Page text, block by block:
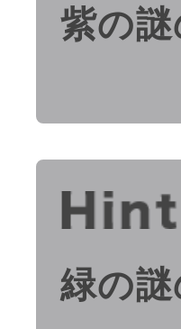
紫の
緑の